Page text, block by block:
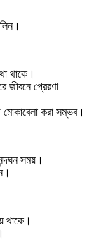
থাকে।
জীবনে প্রেরণা
করা সম্ভব।
সময়।
থাকে।